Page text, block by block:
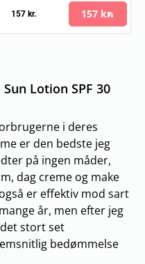
157 kr. 157 kr.
Lotion SPF 30
i deres
er den bedste jeg
på ingen måder,
dag creme og make
er effektiv mod sart
år, men efter jeg
stort set
bedømmelse